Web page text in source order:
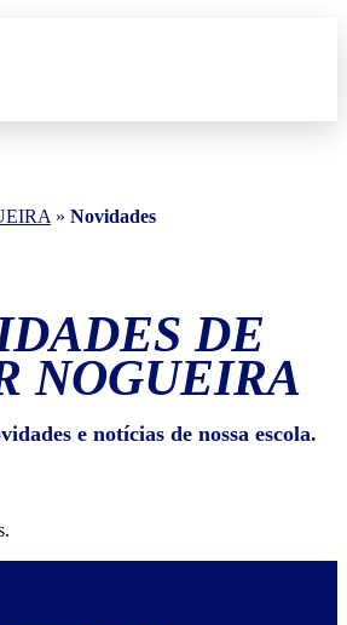
» Novidades
DE
NOGUEIRA
e notícias de nossa escola.